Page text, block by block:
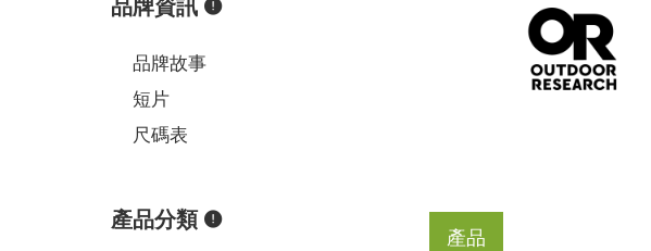
產品
品牌資訊
品牌故事
短片
尺碼表
產品分類